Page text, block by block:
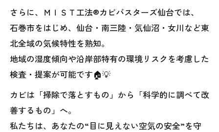
さらに、ＭＩＳＴ工法®カビバスターズ仙台では、
石巻市をはじめ、仙台・南三陸・気仙沼・女川など東
北全域の気候特性を熟知。
地域の湿度傾向や沿岸部特有の環境リスクを考慮した
検査・提案が可能です🏠💡
カビは「掃除で落とすもの」から「科学的に調べて改
善するもの」へ。
私たちは、あなたの“目に見えない空気の安全”を守